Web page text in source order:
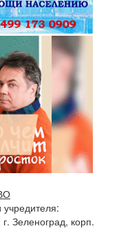
Зеленоград, корп.